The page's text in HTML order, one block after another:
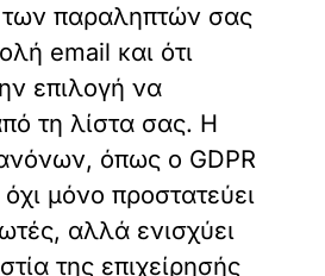
παραληπτών σας
email και ότι
επιλογή να
τη λίστα σας. Η
όπως ο GDPR
μόνο προστατεύει
αλλά ενισχύει
της επιχείρησής